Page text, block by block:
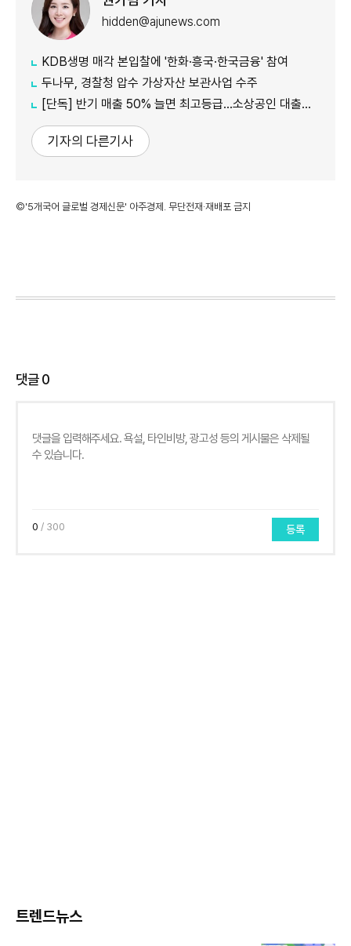
hidden@ajunews.com
KDB생명 매각 본입찰에 '한화·흥국·한국금융' 참여
두나무, 경찰청 압수 가상자산 보관사업 수주
[단독] 반기 매출 50% 늘면 최고등급…소상공인 대출에 성장성 반영
기자의 다른기사
©'5개국어 글로벌 경제신문' 아주경제. 무단전재·재배포 금지
댓글0
0 / 300 등록
트렌드뉴스